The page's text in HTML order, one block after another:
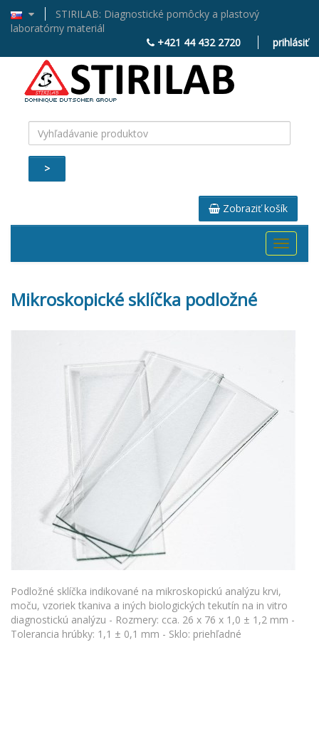
STIRILAB: Diagnostické pomôcky a plastový
laboratórny materiál
+421 44 432 2720
prihlásiť
>
Zobraziť košík
Toggle
Mikroskopické sklíčka podložné
Podložné sklíčka indikované na mikroskopickú analýzu krvi,
moču, vzoriek tkaniva a iných biologických tekutín na in vitro
diagnostickú analýzu - Rozmery: cca. 26 x 76 x 1,0 ± 1,2 mm -
Tolerancia hrúbky: 1,1 ± 0,1 mm - Sklo: priehľadné